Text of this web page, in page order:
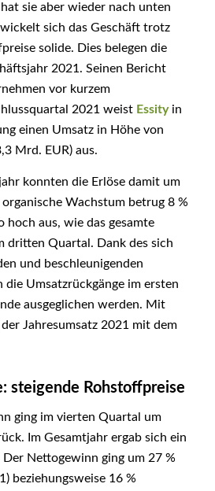
sie aber wieder nach unten
sich das Geschäft trotz
solide. Dies belegen die
2021. Seinen Bericht
vor kurzem
2021 weist Essityin
einen Umsatz in Höhe von
Mrd. EUR) aus.
konnten die Erlöse damit um
organische Wachstum betrug 8 %
hoch aus, wie das gesamte
dritten Quartal. Dank des sich
und beschleunigenden
Umsatzrückgänge im ersten
ausgeglichen werden. Mit
Jahresumsatz 2021 mit dem
steigende Rohstoffpreise
ging im vierten Quartal um
Im Gesamtjahr ergab sich ein
Der Nettogewinn ging um 27 %
beziehungsweise 16 %